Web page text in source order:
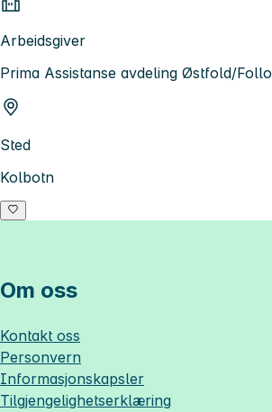
Arbeidsgiver
Prima Assistanse avdeling Østfold/Follo
Sted
Kolbotn
Om oss
Kontakt oss
Personvern
Informasjonskapsler
Tilgjengelighetserklæring